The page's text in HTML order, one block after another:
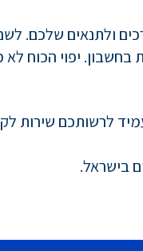
ולתנאים שלכם.
בחשבון. יפוי הכוח
לרשותכם שירות
בישראל.